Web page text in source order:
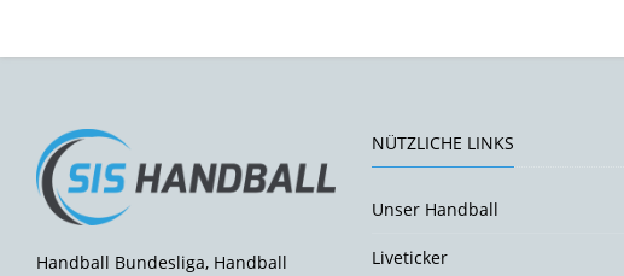
Handball Bundesliga, Handball
NÜTZLICHE LINKS
Unser Handball
Liveticker